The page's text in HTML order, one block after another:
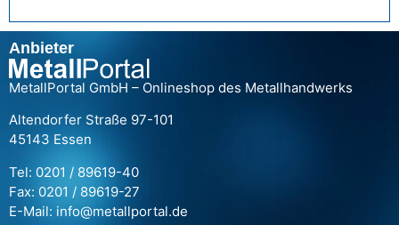
Anbieter
MetallPortal GmbH – Onlineshop des Metallhandwerks
Altendorfer Straße 97-101
45143 Essen
Tel: 0201 / 89619-40
Fax: 0201 / 89619-27
E-Mail: info@metallportal.de